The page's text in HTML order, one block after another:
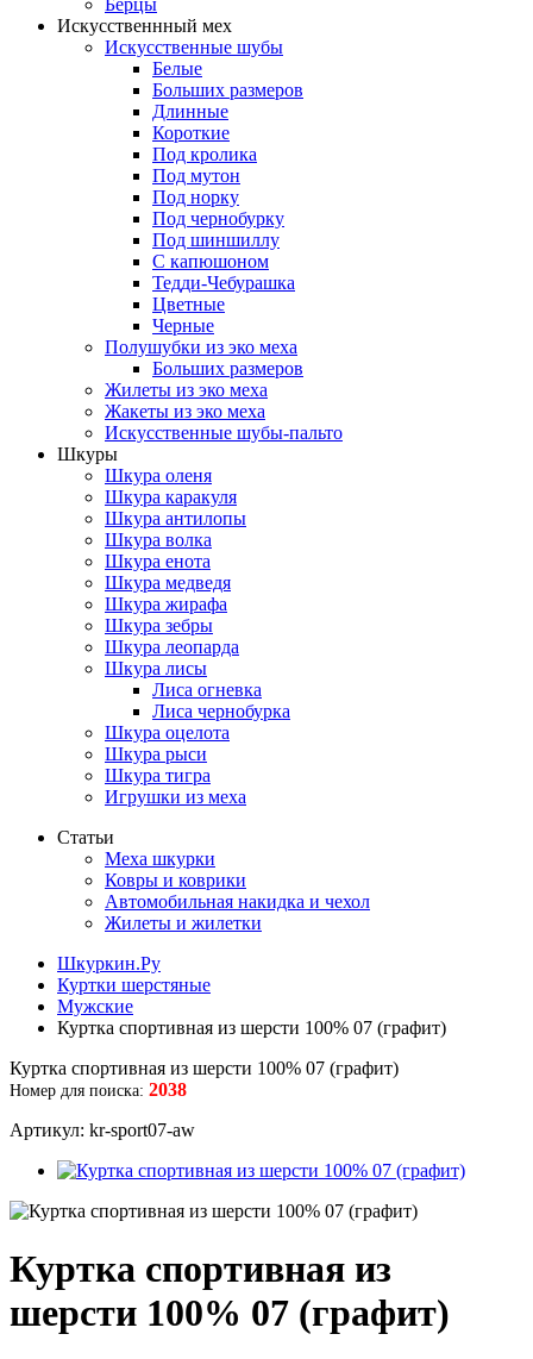
Берцы
Искусственнный мех
Искусственные шубы
Белые
Больших размеров
Длинные
Короткие
Под кролика
Под мутон
Под норку
Под чернобурку
Под шиншиллу
С капюшоном
Тедди-Чебурашка
Цветные
Черные
Полушубки из эко меха
Больших размеров
Жилеты из эко меха
Жакеты из эко меха
Искусственные шубы-пальто
Шкуры
Шкура оленя
Шкура каракуля
Шкура антилопы
Шкура волка
Шкура енота
Шкура медведя
Шкура жирафа
Шкура зебры
Шкура леопарда
Шкура лисы
Лиса огневка
Лиса чернобурка
Шкура оцелота
Шкура рыси
Шкура тигра
Игрушки из меха
Статьи
Меха шкурки
Ковры и коврики
Автомобильная накидка и чехол
Жилеты и жилетки
Шкуркин.Ру
Куртки шерстяные
Мужские
Куртка спортивная из шерсти 100% 07 (графит)
Куртка спортивная из шерсти 100% 07 (графит)
Номер для поиска: 2038
Артикул: kr-sport07-aw
Куртка спортивная из
шерсти 100% 07 (графит)